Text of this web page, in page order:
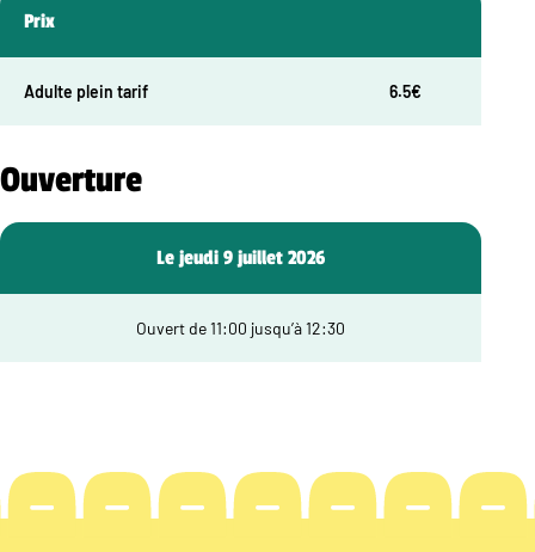
Prix
Adulte plein tarif 6.5€
Ouverture
Le jeudi 9 juillet 2026
Ouvert de 11:00 jusqu’à 12:30